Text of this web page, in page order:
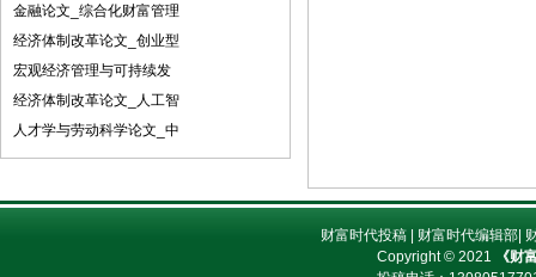
素：标题、作者、工作单位全称(院系处
室)、摘要、关键词、正文、注释、参考文
查看参考文献格式示例)、作者简介(100字
内)、联系方式(通信地址、邮编、电话、
电子信箱)。 六、处理流程：（1） 通过电
在投稿3天后查看您的邮箱，收阅我们的
金融论文_综合化财富管理
经济体制改革论文_创业型
宏观经济管理与可持续发
经济体制改革论文_人工智
人才学与劳动科学论文_中
财富时代投稿| 财富时代编辑部|
Copyright © 2021
《财